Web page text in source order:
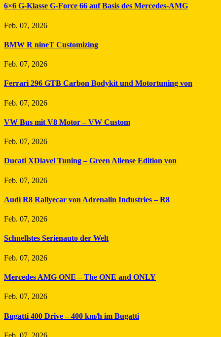
6×6 G-Klasse G-Force 66 auf Basis des Mercedes-AMG
Feb. 07, 2026
BMW R nineT Customizing
Feb. 07, 2026
Ferrari 296 GTB Carbon Bodykit und Motortuning von
Feb. 07, 2026
VW Bus mit V8 Motor – VW Custom
Feb. 07, 2026
Ducati XDiavel Tuning – Green Aliense Edition von
Feb. 07, 2026
Audi R8 Rallyecar von Adrenalin Industries – R8
Feb. 07, 2026
Schnellstes Serienauto der Welt
Feb. 07, 2026
Mercedes AMG ONE – The ONE and ONLY
Feb. 07, 2026
Bugatti 400 Drive – 400 km/h im Bugatti
Feb. 07, 2026